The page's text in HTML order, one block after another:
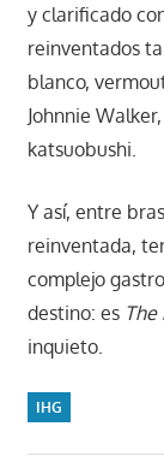
y clarificado
reinventados
blanco,
Johnnie
katsuobushi.
Y así, entre
reinventada,
complejo
destino: es The
inquieto.
IHG